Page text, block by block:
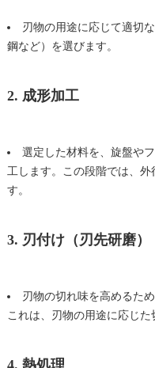
刃物の用途に応じて適切
鋼など）を選びます。
2. 成形加工
選定した材料を、旋盤や
工します。この段階では、
す。
3. 刃付け（刃先研磨）
刃物の切れ味を高めるた
これは、刃物の用途に応じた